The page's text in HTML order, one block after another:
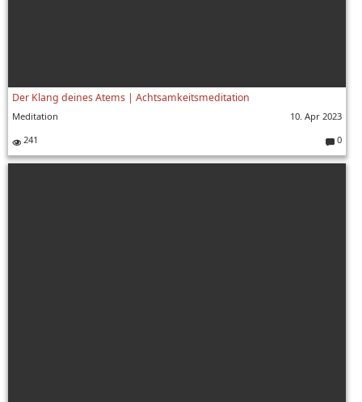
Der Klang deines Atems | Achtsamkeitsmeditation
Meditation
10. Apr 2023
241
0